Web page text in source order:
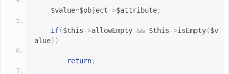
$value=$object->$attribute;
if($this->allowEmpty && $this->isEmpty($v
alue))
return;